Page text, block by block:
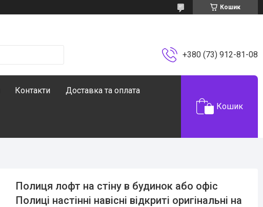
Кошик
+380 (73) 912-81-08
Контакти Доставка та оплата
Кошик
Полиця лофт на стіну в будинок або офіс
Полиці настінні навісні відкриті оригінальні на